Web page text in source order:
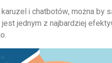
i chatbotów, można by
jednym z najbardziej